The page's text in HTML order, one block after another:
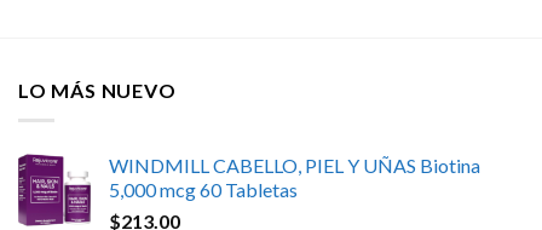
LO MÁS NUEVO
WINDMILL CABELLO, PIEL Y UÑAS Biotina
5,000 mcg 60 Tabletas
$213.00